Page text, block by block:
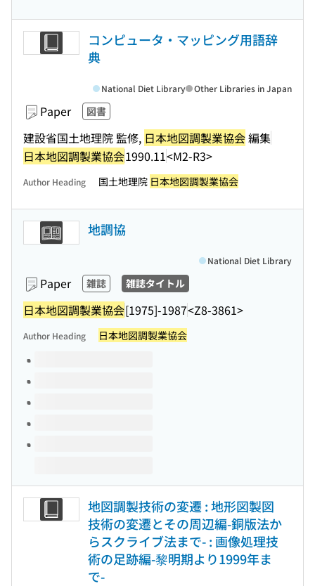
コンピュータ・マッピング用語辞
典
Paper 図書
建設省国土地理院 監修, 日本地図調製業協会編集
日本地図調製業協会1990.11<M2-R3>
National Diet Library Other Libraries in Japan
Author Heading 国土地理院 日本地図調製業協会
地調協
Paper 雑誌 雑誌タイトル
日本地図調製業協会[1975]-1987<Z8-3861>
National Diet Library
Author Heading 日本地図調製業協会
Volumes of this title
地図調製技術の変遷 : 地形図製図
技術の変遷とその周辺編-銅版法か
らスクライブ法まで- : 画像処理技
術の足跡編-黎明期より1999年ま
で-